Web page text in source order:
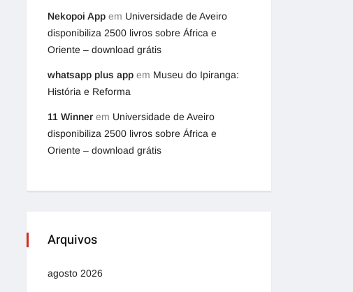
Nekopoi App em Universidade de Aveiro
disponibiliza 2500 livros sobre África e
Oriente – download grátis
whatsapp plus app em Museu do Ipiranga:
História e Reforma
11 Winner em Universidade de Aveiro
disponibiliza 2500 livros sobre África e
Oriente – download grátis
Arquivos
agosto 2026